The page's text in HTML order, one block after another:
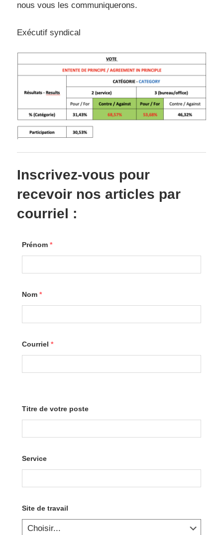
nous vous les communiquerons.
Exécutif syndical
Inscrivez-vous pour
recevoir nos articles par
courriel :
Prénom *
Nom *
Courriel *
Titre de votre poste
Service
Site de travail